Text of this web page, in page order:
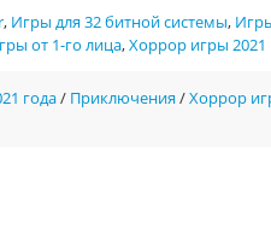
, Игры для 32 битной системы,
от 1-го лица,Хоррор игры 2021
года/ Приключения/Хоррор